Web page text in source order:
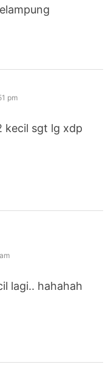
pm
kecil sgt lg xdp
lagi.. hahahah